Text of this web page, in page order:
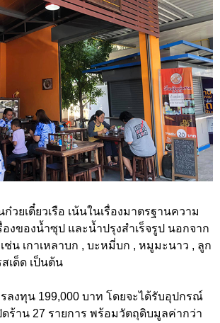
ก๋วยเตี๋ยวเรือ เน้นในเรื่องมาตรฐานความ
องของน้ำซุป และน้ำปรุงสำเร็จรูป นอกจาก
ช่น เกาเหลาบก , บะหมี่บก , หมูมะนาว , ลูก
เด็ด เป็นต้น
ลงทุน 199,000 บาท โดยจะได้รับอุปกรณ์
ดร้าน 27 รายการ พร้อมวัตถุดิบมูลค่ากว่า